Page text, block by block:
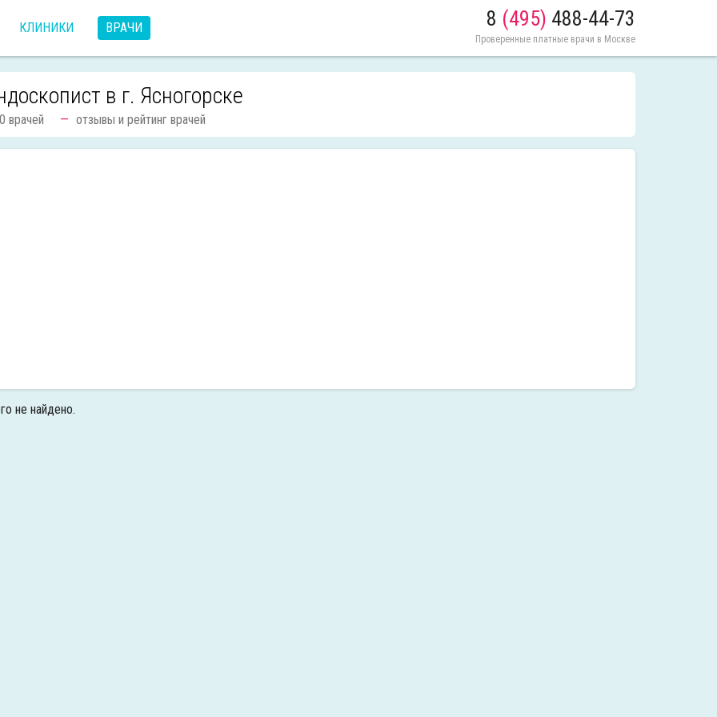
КЛИНИКИ ВРАЧИ 8 (495) 488-44-73
Проверенные платные врачи в Москве
в г. Ясногорске
0 врачей отзывы и рейтинг врачей
не найдено.